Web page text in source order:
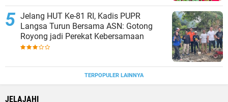
Jelang HUT Ke-81 RI, Kadis PUPR
Langsa Turun Bersama ASN: Gotong
Royong jadi Perekat Kebersamaan
TERPOPULER LAINNYA
JELAJAHI